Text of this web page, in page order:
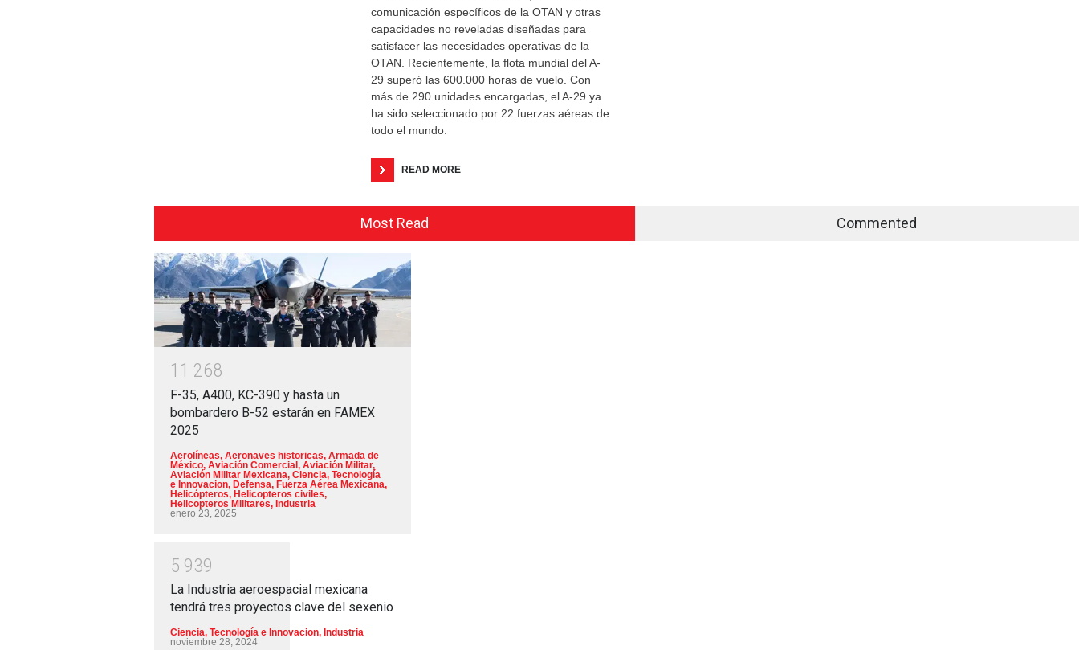
comunicación específicos de la OTAN y otras
capacidades no reveladas diseñadas para
satisfacer las necesidades operativas de la
OTAN. Recientemente, la flota mundial del A-
29 superó las 600.000 horas de vuelo. Con
más de 290 unidades encargadas, el A-29 ya
ha sido seleccionado por 22 fuerzas aéreas de
todo el mundo.
READ MORE
Most Read Commented
1 1 268
F-35, A400, KC-390 y hasta un
bombardero B-52 estarán en FAMEX
2025
Aerolíneas, Aeronaves historicas, Armada de
México, Aviación Comercial, Aviación Militar,
Aviación Militar Mexicana, Ciencia, Tecnología
e Innovacion, Defensa, Fuerza Aérea Mexicana,
Helicópteros, Helicopteros civiles,
Helicopteros Militares, Industria
enero 23, 2025
5 939
La Industria aeroespacial mexicana
tendrá tres proyectos clave del sexenio
Ciencia, Tecnología e Innovacion, Industria
noviembre 28, 2024